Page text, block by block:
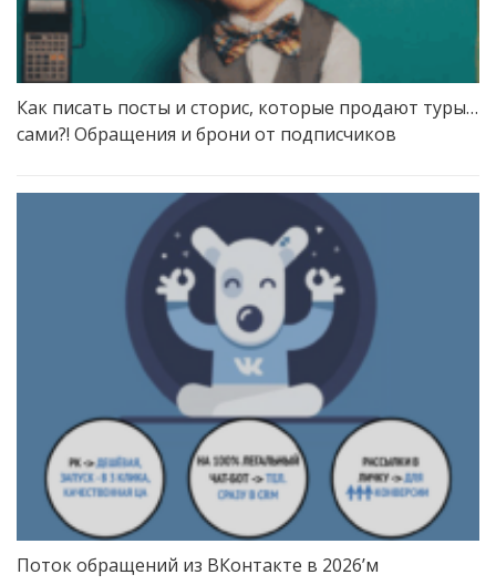
Как писать посты и сторис, которые продают туры…
сами?! Обращения и брони от подписчиков
Поток обращений из ВКонтакте в 2026’м